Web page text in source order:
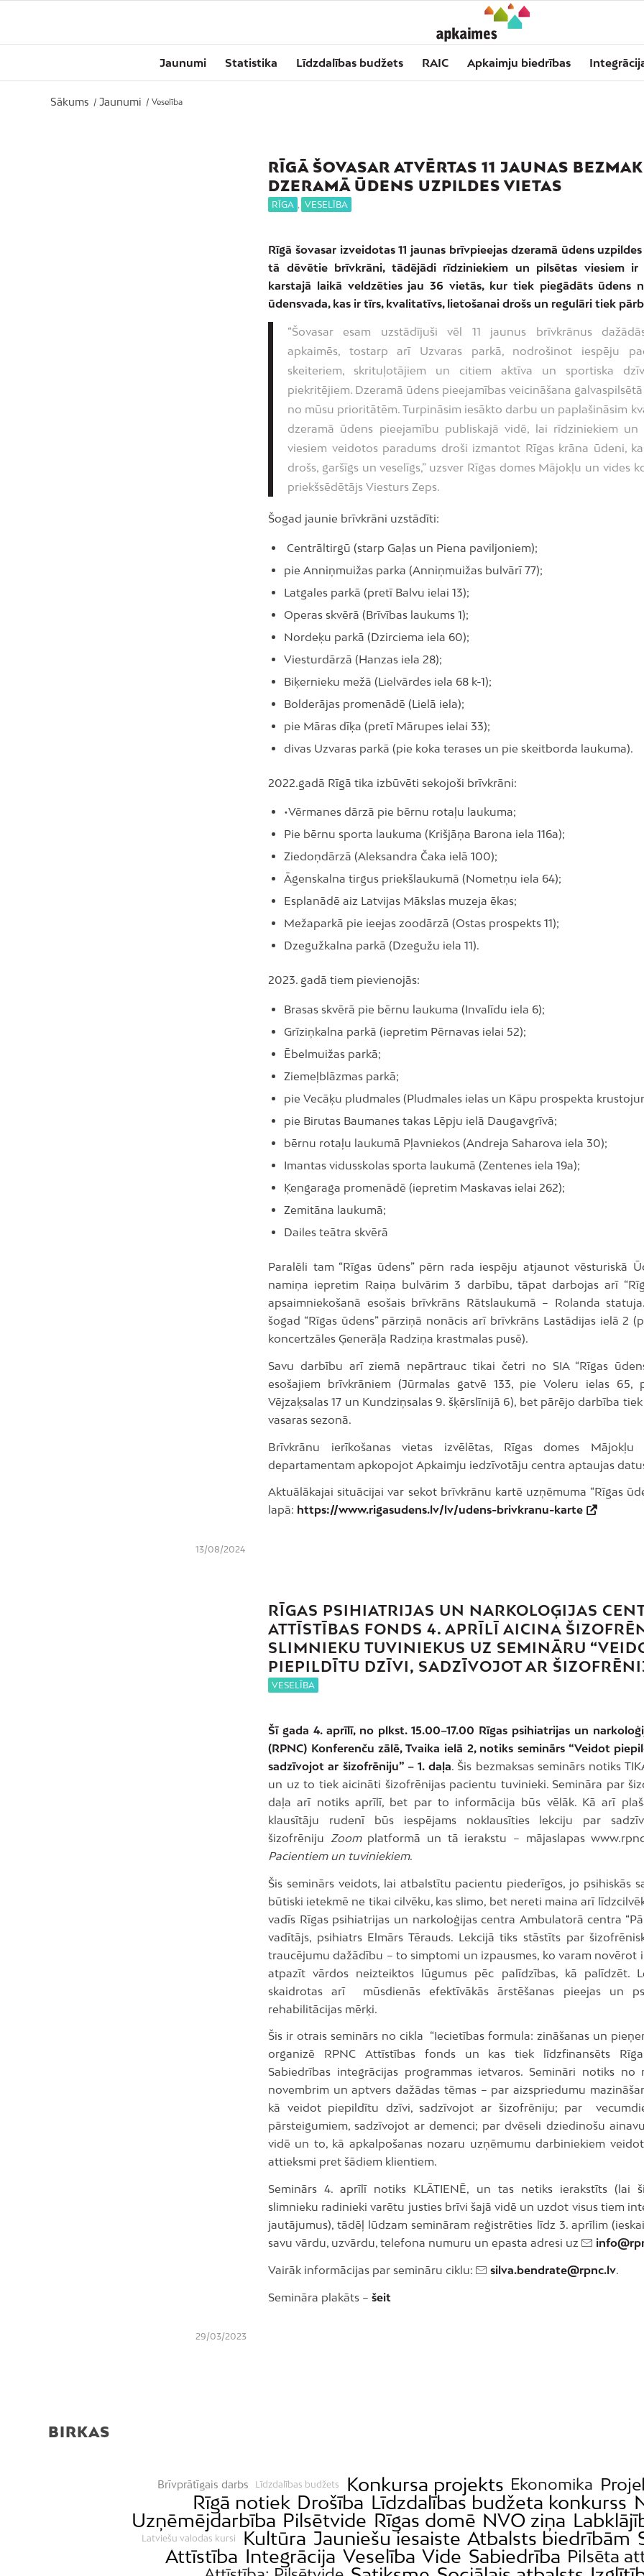
Jaunumi Statistika Līdzdalības budžets RAIC Apkaimju biedrības
Sākums / Jaunumi / Veselība
RĪGĀ ŠOVASAR ATVĒRTAS 11 JAUNAS
DZERAMĀ ŪDENS UZPILDES VIETAS
RĪGA , VESELĪBA
Rīgā šovasar izveidotas 11 jaunas brīvpieejas dzeramā ūdens
tā dēvētie brīvkrāni, tādējādi rīdziniekiem un pilsētas viesiem ir
karstajā laikā veldzēties jau 36 vietās, kur tiek piegādāts ūdens
ūdensvada, kas ir tīrs, kvalitatīvs, lietošanai drošs un regulāri tiek
“Šovasar esam uzstādījuši vēl 11 jaunus brīvkrānus
apkaimēs, tostarp arī Uzvaras parkā, nodrošinot iespēju
skeiteriem, skrituļotājiem un citiem aktīva un sportiska
piekritējiem. Dzeramā ūdens pieejamības veicināšana
no mūsu prioritātēm. Turpināsim iesākto darbu un paplašināsim
dzeramā ūdens pieejamību publiskajā vidē, lai rīdziniekiem un
viesiem veidotos paradums droši izmantot Rīgas krāna ūdeni,
drošs, garšīgs un veselīgs,” uzsver Rīgas domes Mājokļu un vides
priekšsēdētājs Viesturs Zeps.
Šogad jaunie brīvkrāni uzstādīti:
Centrāltirgū (starp Gaļas un Piena paviljoniem);
pie Anniņmuižas parka (Anniņmuižas bulvārī 77);
Latgales parkā (pretī Balvu ielai 13);
Operas skvērā (Brīvības laukums 1);
Nordeķu parkā (Dzirciema iela 60);
Viesturdārzā (Hanzas iela 28);
Biķernieku mežā (Lielvārdes iela 68 k-1);
Bolderājas promenādē (Lielā iela);
pie Māras dīķa (pretī Mārupes ielai 33);
divas Uzvaras parkā (pie koka terases un pie skeitborda laukuma).
2022.gadā Rīgā tika izbūvēti sekojoši brīvkrāni:
•Vērmanes dārzā pie bērnu rotaļu laukuma;
Pie bērnu sporta laukuma (Krišjāņa Barona iela 116a);
Ziedoņdārzā (Aleksandra Čaka ielā 100);
Āgenskalna tirgus priekšlaukumā (Nometņu iela 64);
Esplanādē aiz Latvijas Mākslas muzeja ēkas;
Mežaparkā pie ieejas zoodārzā (Ostas prospekts 11);
Dzegužkalna parkā (Dzegužu iela 11).
2023. gadā tiem pievienojās:
Brasas skvērā pie bērnu laukuma (Invalīdu iela 6);
Grīziņkalna parkā (iepretim Pērnavas ielai 52);
Ēbelmuižas parkā;
Ziemeļblāzmas parkā;
pie Vecāķu pludmales (Pludmales ielas un Kāpu prospekta
pie Birutas Baumanes takas Lēpju ielā Daugavgrīvā;
bērnu rotaļu laukumā Pļavniekos (Andreja Saharova iela 30);
Imantas vidusskolas sporta laukumā (Zentenes iela 19a);
Ķengaraga promenādē (iepretim Maskavas ielai 262);
Zemitāna laukumā;
Dailes teātra skvērā
Paralēli tam “Rīgas ūdens” pērn rada iespēju atjaunot vēsturiskā
namiņa iepretim Raiņa bulvārim 3 darbību, tāpat darbojas arī
apsaimniekošanā esošais brīvkrāns Rātslaukumā – Rolanda
šogad “Rīgas ūdens” pārziņā nonācis arī brīvkrāns Lastādijas ielā 2
koncertzāles Ģenerāļa Radziņa krastmalas pusē).
Savu darbību arī ziemā nepārtrauc tikai četri no SIA “Rīgas
esošajiem brīvkrāniem (Jūrmalas gatvē 133, pie Voleru ielas 65,
Vējzaķsalas 17 un Kundziņsalas 9. šķērslīnijā 6), bet pārējo darbība
vasaras sezonā.
Brīvkrānu ierīkošanas vietas izvēlētas, Rīgas domes
departamentam apkopojot Apkaimju iedzīvotāju centra aptaujas
Aktuālākajai situācijai var sekot brīvkrānu kartē uzņēmuma “Rīgas
lapā: https://www.rigasudens.lv/lv/udens-brivkranu-karte
13/08/2024
RĪGAS PSIHIATRIJAS UN NARKOLOĢIJAS
ATTĪSTĪBAS FONDS 4. APRĪLĪ AICINA
SLIMNIEKU TUVINIEKUS UZ SEMINĀRU
PIEPILDĪTU DZĪVI, SADZĪVOJOT AR
VESELĪBA
Šī gada 4. aprīlī, no plkst. 15.00–17.00 Rīgas psihiatrijas un
(RPNC) Konferenču zālē, Tvaika ielā 2, notiks seminārs “Veidot
sadzīvojot ar šizofrēniju” – 1. daļa. Šis bezmaksas seminārs notiks
un uz to tiek aicināti šizofrēnijas pacientu tuvinieki. Semināra par
daļa arī notiks aprīlī, bet par to informācija būs vēlāk. Kā arī
klausītāju rudenī būs iespējams noklausīties lekciju par
šizofrēniju Zoomplatformā un tā ierakstu – mājaslapas
Pacientiem un tuviniekiem.
Šis seminārs veidots, lai atbalstītu pacientu piederīgos, jo psihiskās
būtiski ietekmē ne tikai cilvēku, kas slimo, bet nereti maina arī
vadīs Rīgas psihiatrijas un narkoloģijas centra Ambulatorā centra
vadītājs, psihiatrs Elmārs Tērauds. Lekcijā tiks stāstīts par
traucējumu dažādību – to simptomi un izpausmes, ko varam novērot
atpazīt vārdos neizteiktos lūgumus pēc palīdzības, kā palīdzēt.
skaidrotas arī mūsdienās efektīvākās ārstēšanas pieejas un
rehabilitācijas mērķi.
Šis ir otrais seminārs no cikla “Iecietības formula: zināšanas un
organizē RPNC Attīstības fonds un kas tiek līdzfinansēts
Sabiedrības integrācijas programmas ietvaros. Semināri notiks no
novembrim un aptvers dažādas tēmas – par aizspriedumu
kā veidot piepildītu dzīvi, sadzīvojot ar šizofrēniju; par
pārsteigumiem, sadzīvojot ar demenci; par dvēseli dziedinošu
vidē un to, kā apkalpošanas nozaru uzņēmumu darbiniekiem
attieksmi pret šādiem klientiem.
Seminārs 4. aprīlī notiks KLĀTIENĒ, un tas netiks ierakstīts (lai
slimnieku radinieki varētu justies brīvi šajā vidē un uzdot visus tiem
jautājumus), tādēļ lūdzam semināram reģistrēties līdz 3. aprīlim
savu vārdu, uzvārdu, telefona numuru un epasta adresi uz
Vairāk informācijas par semināru ciklu: silva.bendrate@rpnc.lv.
Semināra plakāts – šeit
29/03/2023
BIRKAS
Brīvprātīgais darbs Līdzdalības budžets Konkursa projekts Ekonomika
Rīgā notiek Drošība Līdzdalības budžeta konkurss
Uzņēmējdarbība Pilsētvide Rīgas domē NVO ziņa
Latviešu valodas kursi Kultūra Jauniešu iesaiste Atbalsts biedrībām
Attīstība Integrācija Veselība Vide Sabiedrība Pilsēta